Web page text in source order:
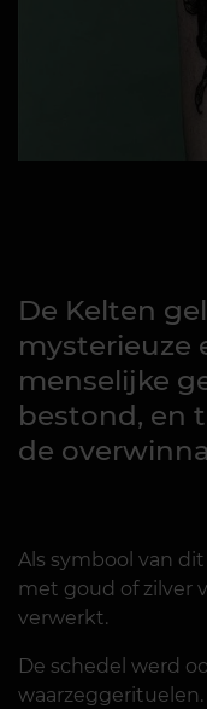
De Kelten
mysterieuze
menselijke
bestond, en
de
Als symbool van
met goud of zilver
verwerkt.
De schedel werd